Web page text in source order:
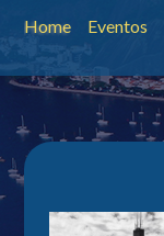
Home Eventos